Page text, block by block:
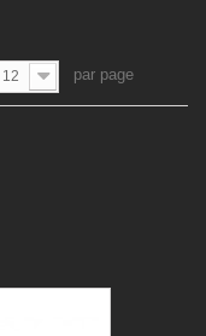
12 par page